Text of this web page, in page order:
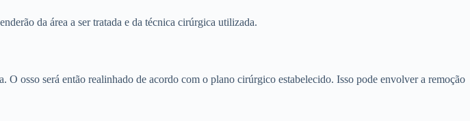
da área a ser tratada e da técnica cirúrgica utilizada.
osso será então realinhado de acordo com o plano cirúrgico estabelecido. Isso pode envolver a remoção